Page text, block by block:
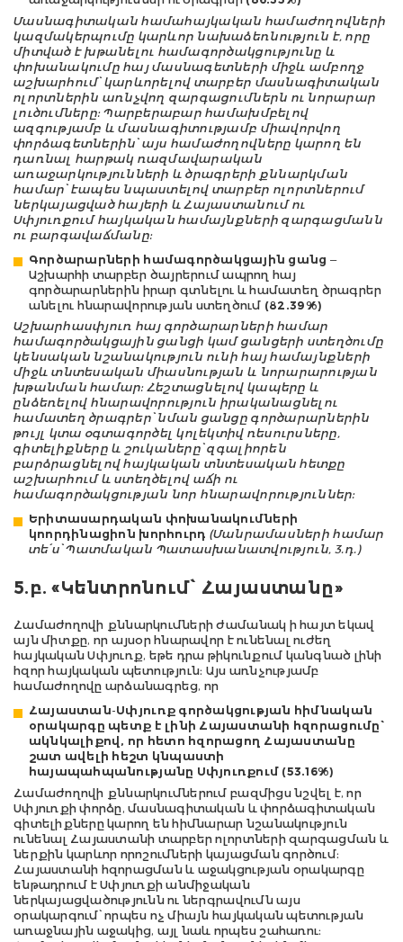
Մասնագիտական համահայկական համաժողովների
կազմակերպումը կարևոր նախաձեռնություն է, որը
միտված է խթանելու համագործակցությունը և
փոխանակումը հայ մասնագետների միջև ամբողջ
աշխարհում՝ կարևորելով տարբեր մասնագիտական
ոլորտներին առնչվող զարգացումներն ու նորարար
լուծումները: Պարբերաբար համախմբելով
ազգությամբ և մասնագիտությամբ միավորվող
փորձագետներին՝ այս համաժողովները կարող են
դառնալ հարթակ ռազմավարական
առաջարկությունների և ծրագրերի քննարկման
համար՝ էապես նպաստելով տարբեր ոլորտներում
ներկայացված հայերի և Հայաստանում ու
Սփյուռքում հայկական համայնքների զարգացմանն
ու բարգավաճմանը:
Գործարարների համագործակցային ցանց –
Աշխարհի տարբեր ծայրերում ապրող հայ
գործարարներին իրար գտնելու և համատեղ ծրագրեր
անելու հնարավորության ստեղծում (82.39%)
Աշխարհասփյուռ հայ գործարարների համար
համագործակցային ցանցի կամ ցանցերի ստեղծումը
կենսական նշանակություն ունի հայ համայնքների
միջև տնտեսական միասնության և նորարարության
խթանման համար: Հեշտացնելով կապերը և
ընձեռելով հնարավորություն իրականացնելու
համատեղ ծրագրեր՝ նման ցանցը գործարարներին
թույլ կտա օգտագործել կոլեկտիվ ռեսուրսները,
գիտելիքները և շուկաները՝ զգալիորեն
բարձրացնելով հայկական տնտեսական հետքը
աշխարհում և ստեղծելով աճի ու
համագործակցության նոր հնարավորություններ:
Երիտասարդական փոխանակումների
կոորդինացիոն խորհուրդ (Մանրամասների համար
տե՛ս՝ Պատմական Պատասխանատվություն, 3.դ.)
5.բ. «Կենտրոնում՝ Հայաստանը»
Համաժողովի քննարկումների ժամանակ ի հայտ եկավ
այն միտքը, որ այսօր հնարավոր է ունենալ ուժեղ
հայկական Սփյուռք, եթե դրա թիկունքում կանգնած լինի
հզոր հայկական պետություն։ Այս առնչությամբ
համաժողովը արձանագրեց, որ
Հայաստան-Սփյուռք գործակցության հիմնական
օրակարգը պետք է լինի Հայաստանի հզորացումը՝
ակնկալիքով, որ հետո հզորացող Հայաստանը
շատ ավելի հեշտ կնպաստի
հայապահպանությանը Սփյուռքում (53.16%)
Համաժողովի քննարկումներում բազմիցս նշվել է, որ
Սփյուռքի փորձը, մասնագիտական և փորձագիտական
գիտելիքները կարող են հիմնարար նշանակություն
ունենալ Հայաստանի տարբեր ոլորտների զարգացման և
ներքին կարևոր որոշումների կայացման գործում։
Հայաստանի հզորացման և աջակցության օրակարգը
ենթադրում է Սփյուռքի անմիջական
ներկայացվածությունն ու ներգրավումն այս
օրակարգում՝ որպես ոչ միայն հայկական պետության
առաջնային աջակից, այլ նաև որպես շահառու։